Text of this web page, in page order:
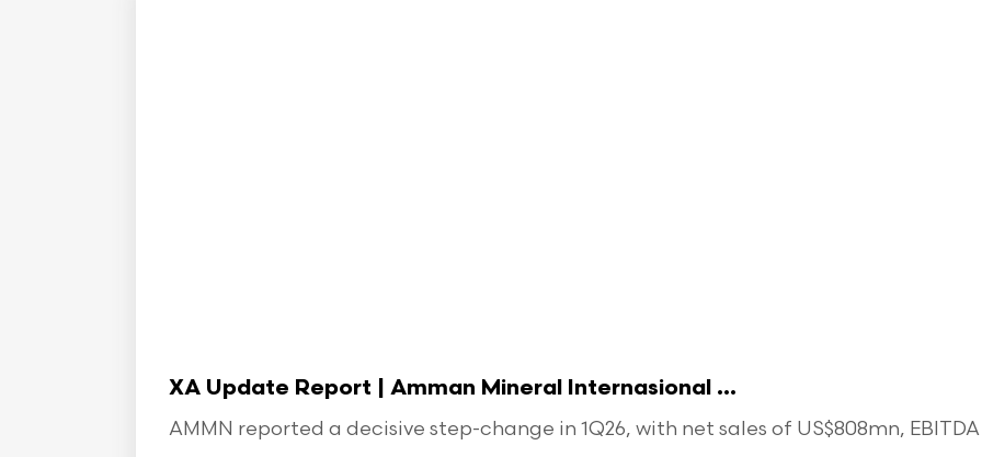
XA Update Report | Amman Mineral Internasional ...
AMMN reported a decisive step-change in 1Q26, with net sales of US$808mn, EBITDA